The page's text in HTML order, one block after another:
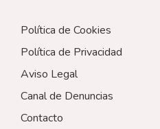
Política de Cookies
Política de Privacidad
Aviso Legal
Canal de Denuncias
Contacto